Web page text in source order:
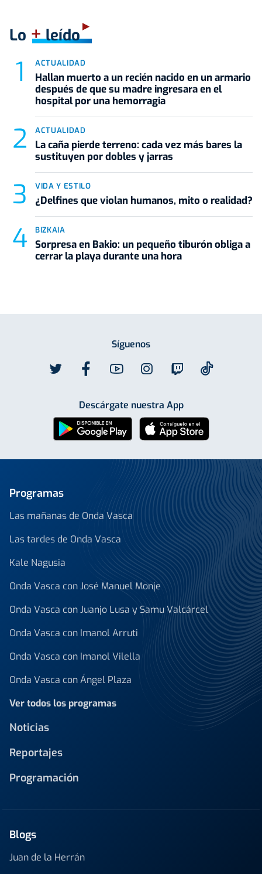
Lo +leído
ACTUALIDAD
Hallan muerto a un recién nacido en un armario
después de que su madre ingresara en el
hospital por una hemorragia
ACTUALIDAD
La caña pierde terreno: cada vez más bares la
sustituyen por dobles y jarras
VIDA Y ESTILO
¿Delfines que violan humanos, mito o realidad?
BIZKAIA
Sorpresa en Bakio: un pequeño tiburón obliga a
cerrar la playa durante una hora
Síguenos
Descárgate nuestra App
Programas
Las mañanas de Onda Vasca
Las tardes de Onda Vasca
Kale Nagusia
Onda Vasca con José Manuel Monje
Onda Vasca con Juanjo Lusa y Samu Valcárcel
Onda Vasca con Imanol Arruti
Onda Vasca con Imanol Vilella
Onda Vasca con Ángel Plaza
Ver todos los programas
Noticias
Reportajes
Programación
Blogs
Juan de la Herrán